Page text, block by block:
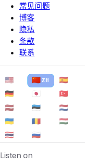
常见问题
博客
隐私
条款
联系
🇺🇸 🇨🇳ZH 🇪🇸
🇩🇪 🇯🇵 🇹🇷
🇱🇻 🇪🇪 🇳🇱
🇺🇦 🇷🇴 🇭🇺
🇹🇭 🇷🇺
Listen on